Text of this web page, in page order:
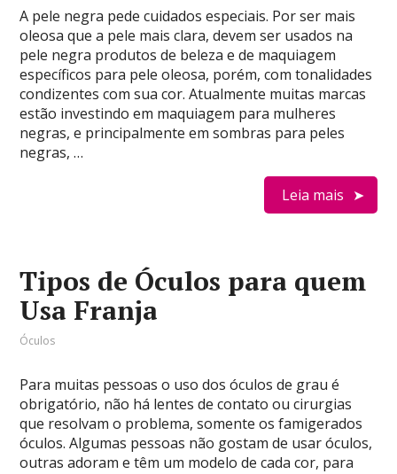
A pele negra pede cuidados especiais. Por ser mais
oleosa que a pele mais clara, devem ser usados na
pele negra produtos de beleza e de maquiagem
específicos para pele oleosa, porém, com tonalidades
condizentes com sua cor. Atualmente muitas marcas
estão investindo em maquiagem para mulheres
negras, e principalmente em sombras para peles
negras, …
Leia mais
Tipos de Óculos para quem
Usa Franja
Óculos
Para muitas pessoas o uso dos óculos de grau é
obrigatório, não há lentes de contato ou cirurgias
que resolvam o problema, somente os famigerados
óculos. Algumas pessoas não gostam de usar óculos,
outras adoram e têm um modelo de cada cor, para